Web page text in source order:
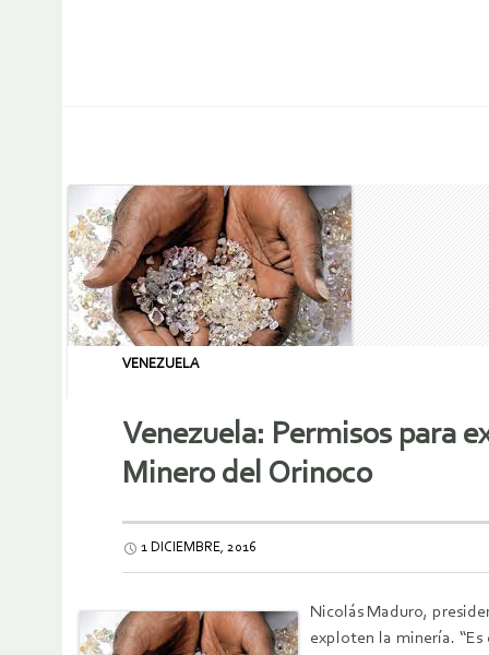
VENEZUELA
Venezuela: Permisos para
Minero del Orinoco
1 DICIEMBRE, 2016
Nicolás Maduro,
exploten la minería.